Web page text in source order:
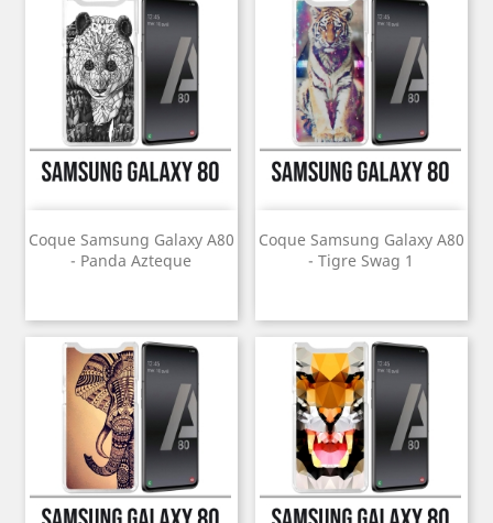
Coque Samsung Galaxy A80
- Panda Azteque
Coque Samsung Galaxy A80
- Tigre Swag 1